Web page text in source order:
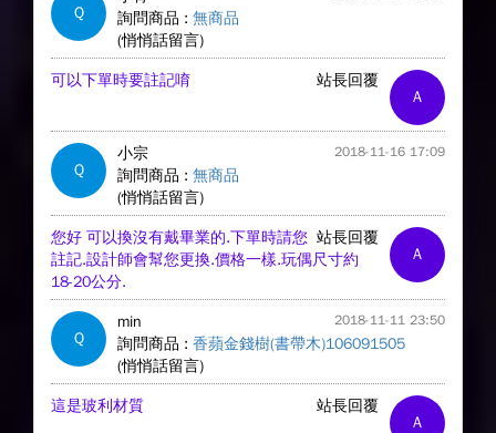
Q 詢問商品 : 無商品
(悄悄話留言)
A
站長回覆
可以下單時要註記唷
Q
小宗 2018-11-16 17:09
詢問商品 : 無商品
(悄悄話留言)
A
站長回覆
您好 可以換沒有戴畢業的.下單時請您
註記.設計師會幫您更換.價格一樣.玩偶尺寸約
18-20公分.
Q
min 2018-11-11 23:50
詢問商品 : 香蘋金錢樹(書帶木)106091505
(悄悄話留言)
A
站長回覆
這是玻利材質